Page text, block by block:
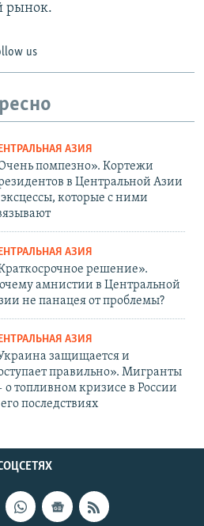
рынок.
us
АЗИЯ
помпезно». Кортежи
в Центральной Азии
которые с ними
АЗИЯ
решение».
амнистии в Центральной
не панацея от проблемы?
АЗИЯ
защищается и
правильно». Мигранты
топливном кризисе в России
последствиях